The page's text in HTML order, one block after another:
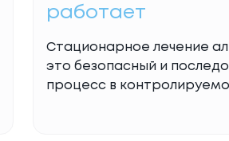
работает
Стационарное лечение
это безопасный и
процесс в